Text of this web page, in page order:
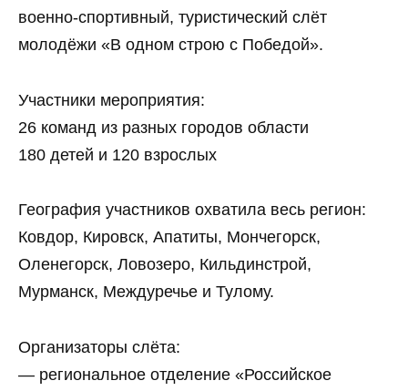
военно-спортивный, туристический слёт
молодёжи «В одном строю с Победой».
Участники мероприятия:
26 команд из разных городов области
180 детей и 120 взрослых
География участников охватила весь регион:
Ковдор, Кировск, Апатиты, Мончегорск,
Оленегорск, Ловозеро, Кильдинстрой,
Мурманск, Междуречье и Тулому.
Организаторы слёта:
— региональное отделение «Российское